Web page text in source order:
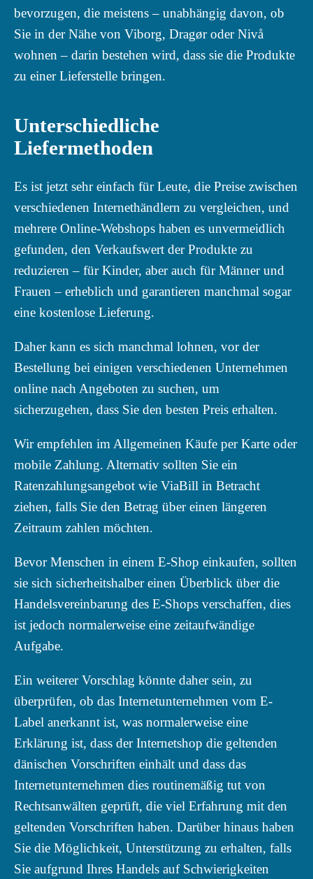
bevorzugen, die meistens – unabhängig davon, ob
Sie in der Nähe von Viborg, Dragør oder Nivå
wohnen – darin bestehen wird, dass sie die Produkte
zu einer Lieferstelle bringen.
Unterschiedliche
Liefermethoden
Es ist jetzt sehr einfach für Leute, die Preise zwischen
verschiedenen Internethändlern zu vergleichen, und
mehrere Online-Webshops haben es unvermeidlich
gefunden, den Verkaufswert der Produkte zu
reduzieren – für Kinder, aber auch für Männer und
Frauen – erheblich und garantieren manchmal sogar
eine kostenlose Lieferung.
Daher kann es sich manchmal lohnen, vor der
Bestellung bei einigen verschiedenen Unternehmen
online nach Angeboten zu suchen, um
sicherzugehen, dass Sie den besten Preis erhalten.
Wir empfehlen im Allgemeinen Käufe per Karte oder
mobile Zahlung. Alternativ sollten Sie ein
Ratenzahlungsangebot wie ViaBill in Betracht
ziehen, falls Sie den Betrag über einen längeren
Zeitraum zahlen möchten.
Bevor Menschen in einem E-Shop einkaufen, sollten
sie sich sicherheitshalber einen Überblick über die
Handelsvereinbarung des E-Shops verschaffen, dies
ist jedoch normalerweise eine zeitaufwändige
Aufgabe.
Ein weiterer Vorschlag könnte daher sein, zu
überprüfen, ob das Internetunternehmen vom E-
Label anerkannt ist, was normalerweise eine
Erklärung ist, dass der Internetshop die geltenden
dänischen Vorschriften einhält und dass das
Internetunternehmen dies routinemäßig tut von
Rechtsanwälten geprüft, die viel Erfahrung mit den
geltenden Vorschriften haben. Darüber hinaus haben
Sie die Möglichkeit, Unterstützung zu erhalten, falls
Sie aufgrund Ihres Handels auf Schwierigkeiten